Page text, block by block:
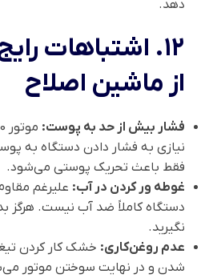
دهد.
۱۲. اشتباهات
از ماشین اصلاح
فشار بیش از حد به پوست:
نیازی به فشار دادن دستگاه به
فقط باعث تحریک پوستی می‌شود.
غوطه ور کردن در آب: علیرغم
دستگاه کاملاً ضد آب نیست. هرگز
نگیرید.
عدم روغن‌کاری: خشک کار کردن
شدن و در نهایت سوختن موتور